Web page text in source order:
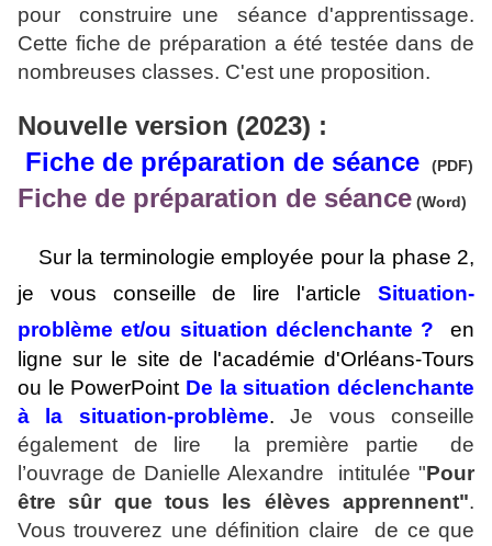
pour construire une séance d'apprentissage.
Cette fiche de préparation a été testée dans de
nombreuses classes. C'est une proposition.
Nouvelle version (2023) :
Fiche de préparation de séance
(PDF)
Fiche de préparation de séance (Word)
Sur la terminologie employée pour la phase 2,
je vous conseille de lire l'article
Situation-
problème et/ou situation déclenchante ?
en
ligne sur le site de l'académie d'Orléans-Tours
ou le PowerPoint De la situation déclenchante
à la situation-problème.Je vous conseille
également de lire la première partie de
l’ouvrage de Danielle Alexandre intitulée "Pour
être sûr que tous les élèves apprennent".
Vous trouverez une définition claire de ce que